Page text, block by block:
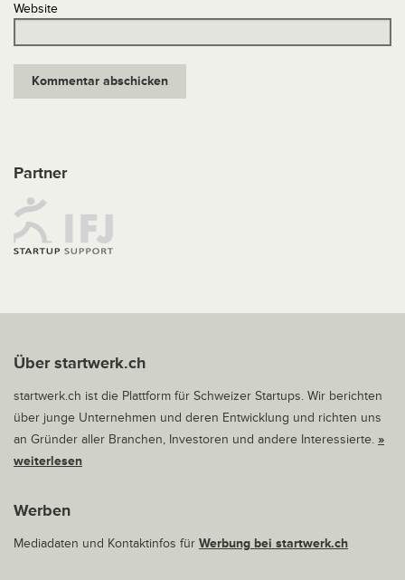
Website
Partner
Über startwerk.ch
startwerk.ch ist die Plattform für Schweizer Startups. Wir berichten
über junge Unternehmen und deren Entwicklung und richten uns
an Gründer aller Branchen, Investoren und andere Interessierte. »
weiterlesen
Werben
Mediadaten und Kontaktinfos für Werbung bei startwerk.ch